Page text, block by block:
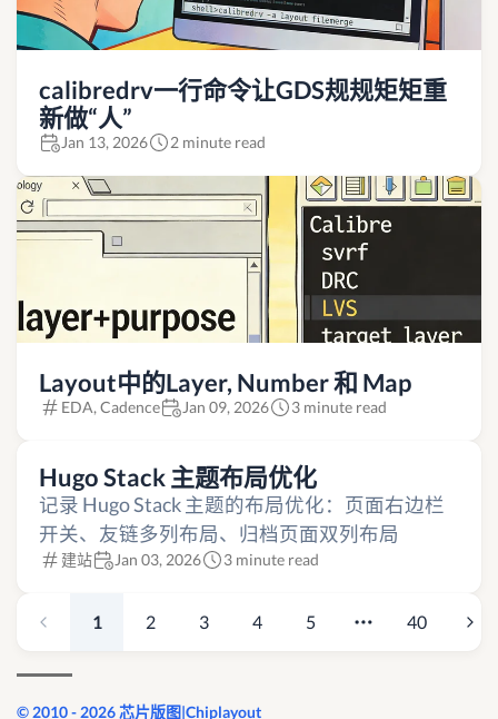
calibredrv一行命令让GDS规规矩矩重
新做“人”
Jan 13, 2026 2 minute read
Layout中的Layer, Number 和 Map
EDA, Cadence Jan 09, 2026 3 minute read
Hugo Stack 主题布局优化
记录 Hugo Stack 主题的布局优化：页面右边栏
开关、友链多列布局、归档页面双列布局
建站 Jan 03, 2026 3 minute read
1 2 3 4 5 40
© 2010 - 2026 芯片版图|Chiplayout